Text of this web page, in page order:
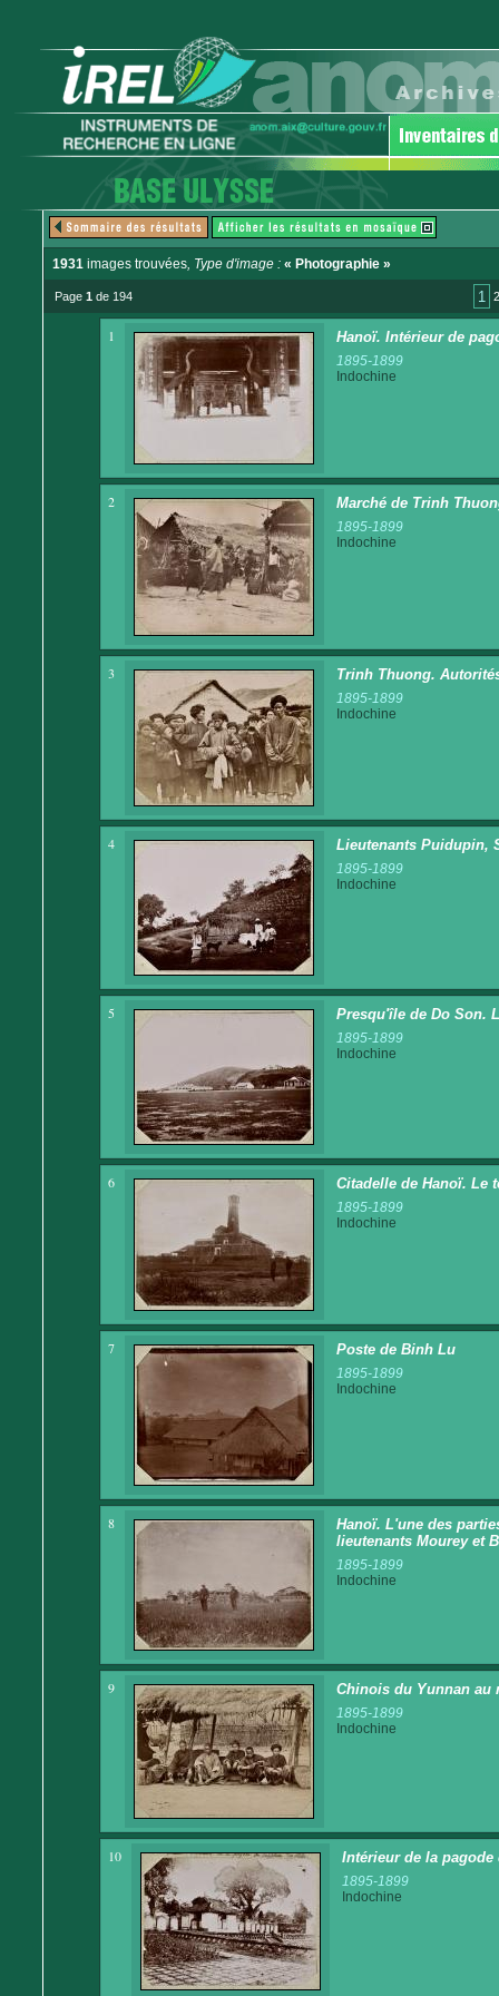
1931 images trouvées, Type d'image : « Photographie »
Page 1 de 194 1 2
1 Hanoï. Intérieur de
1895-1899
Indochine
2 Marché de Trinh
1895-1899
Indochine
3 Trinh Thuong.
1895-1899
Indochine
4 Lieutenants Puidupin,
1895-1899
Indochine
5 Presqu'île de Do Son.
1895-1899
Indochine
6 Citadelle de Hanoï. Le
1895-1899
Indochine
7 Poste de Binh Lu
1895-1899
Indochine
8
Hanoï. L'une des
lieutenants Mourey et
1895-1899
Indochine
9 Chinois du Yunnan au
1895-1899
Indochine
10 Intérieur de la
1895-1899
Indochine